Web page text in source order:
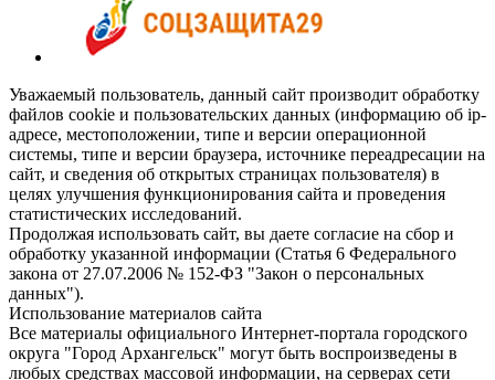
Уважаемый пользователь, данный сайт производит обработку
файлов cookie и пользовательских данных (информацию об ip-
адресе, местоположении, типе и версии операционной
системы, типе и версии браузера, источнике переадресации на
сайт, и сведения об открытых страницах пользователя) в
целях улучшения функционирования сайта и проведения
статистических исследований.
Продолжая использовать сайт, вы даете согласие на сбор и
обработку указанной информации (Статья 6 Федерального
закона от 27.07.2006 № 152-ФЗ "Закон о персональных
данных").
Использование материалов сайта
Все материалы официального Интернет-портала городского
округа "Город Архангельск" могут быть воспроизведены в
любых средствах массовой информации, на серверах сети